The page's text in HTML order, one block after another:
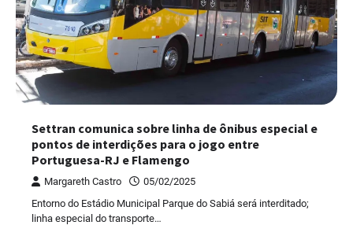
Settran comunica sobre linha de ônibus especial e
pontos de interdições para o jogo entre
Portuguesa-RJ e Flamengo
Margareth Castro
05/02/2025
Entorno do Estádio Municipal Parque do Sabiá será interditado;
linha especial do transporte…